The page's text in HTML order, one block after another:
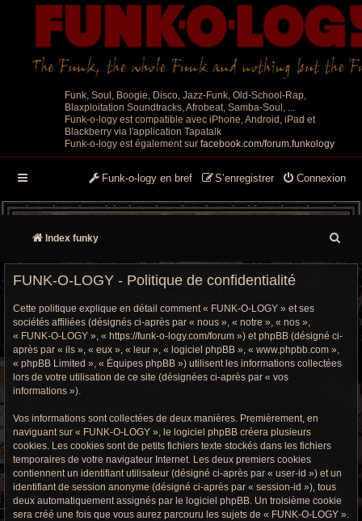
Funk, Soul, Boogie, Disco, Jazz-Funk, Old-School-Rap,
Blaxploitation Soundtracks, Afrobeat, Samba-Soul, ...
Funk-o-logy est compatible avec iPhone, Android, iPad et
Blackberry via l'application Tapatalk
Funk-o-logy est également sur facebook.com/forum.funkology
Connexion
S’enregistrer
Funk-o-logy en bref
Index funky
e
e
FUNK-O-LOGY - Politique de confidentialité
Cette politique explique en détail comment « FUNK-O-LOGY » et ses
sociétés affiliées (désignés ci-après par « nous », « notre », « nos »,
« FUNK-O-LOGY », « https://funk-o-logy.com/forum ») et phpBB (désigné ci-
après par « ils », « eux », « leur », « logiciel phpBB », « www.phpbb.com »,
« phpBB Limited », « Équipes phpBB ») utilisent les informations collectées
lors de votre utilisation de ce site (désignées ci-après par « vos
informations »).
Vos informations sont collectées de deux manières. Premièrement, en
naviguant sur « FUNK-O-LOGY », le logiciel phpBB créera plusieurs
cookies. Les cookies sont de petits fichiers texte stockés dans les fichiers
temporaires de votre navigateur Internet. Les deux premiers cookies
contiennent un identifiant utilisateur (désigné ci-après par « user-id ») et un
identifiant de session anonyme (désigné ci-après par « session-id »), tous
deux automatiquement assignés par le logiciel phpBB. Un troisième cookie
sera créé une fois que vous aurez parcouru les sujets de « FUNK-O-LOGY ».